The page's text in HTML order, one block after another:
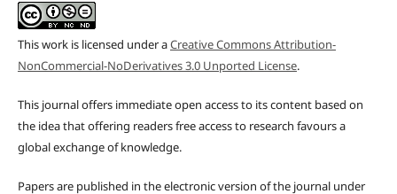
This work is licensed under aCreative Commons Attribution-
NonCommercial-NoDerivatives 3.0 Unported License.
This journal offers immediate open access to its content based on
the idea that offering readers free access to research favours a
global exchange of knowledge.
Papers are published in the electronic version of the journal under